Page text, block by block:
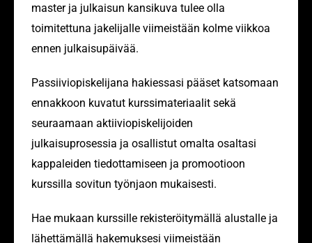
master ja julkaisun kansikuva tulee olla
toimitettuna jakelijalle viimeistään kolme viikkoa
ennen julkaisupäivää.
Passiiviopiskelijana hakiessasi pääset katsomaan
ennakkoon kuvatut kurssimateriaalit sekä
seuraamaan aktiiviopiskelijoiden
julkaisuprosessia ja osallistut omalta osaltasi
kappaleiden tiedottamiseen ja promootioon
kurssilla sovitun työnjaon mukaisesti.
Hae mukaan kurssille rekisteröitymällä alustalle ja
lähettämällä hakemuksesi viimeistään